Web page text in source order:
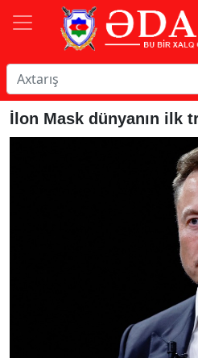
İlon Mask dünyanın ilk